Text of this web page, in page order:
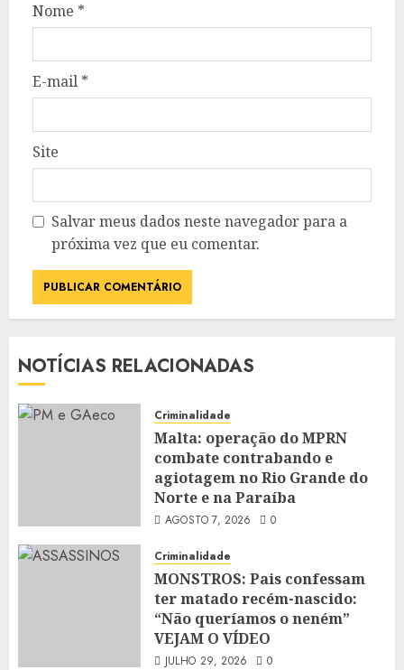
Nome *
E-mail *
Site
Salvar meus dados neste navegador para a
próxima vez que eu comentar.
NOTÍCIAS RELACIONADAS
Criminalidade
Malta: operação do MPRN
combate contrabando e
agiotagem no Rio Grande do
Norte e na Paraíba
AGOSTO 7, 2026 0
Criminalidade
MONSTROS: Pais confessam
ter matado recém-nascido:
“Não queríamos o neném”
VEJAM O VÍDEO
JULHO 29, 2026 0